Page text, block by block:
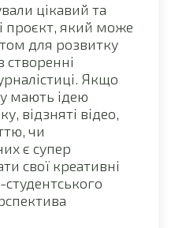
цікавий та
проєкт, який може
для розвитку
створенні
Якщо
мають ідею
відзняті відео,
чи
є супер
свої креативні
студентського